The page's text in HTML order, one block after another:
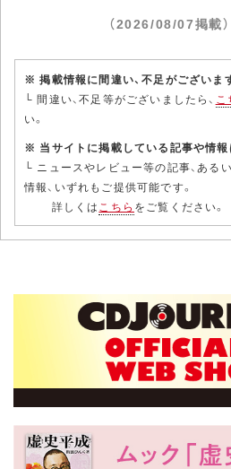
（2026/08/07掲載）
※ 掲載情報に間違い、不足がございま
└ 間違い、不足等がございましたら、 こ
い。
※ 当サイトに掲載している記事や情報
└ ニュースやレビュー等の記事、ある
情報、いずれもご提供可能です。
詳しくはこちら をご覧ください。